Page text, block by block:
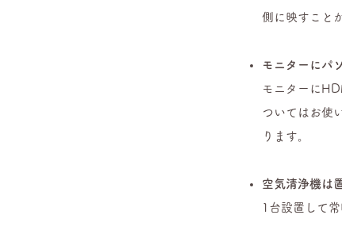
側に映すこと
モニターにパ
モニターに
ついてはお使
ります。
空気清浄機は
1台設置して